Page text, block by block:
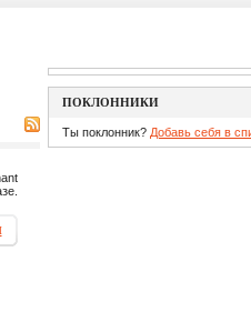
ПОКЛОННИКИ
Ты поклонник? Добавь себя в